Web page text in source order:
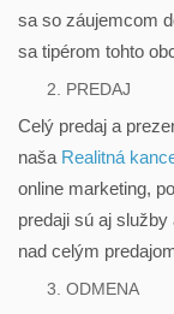
sa so záujemcom
sa tipérom tohto
PREDAJ
Celý predaj a
naša Realitná
online marketing,
predaji sú aj
nad celým
ODMENA